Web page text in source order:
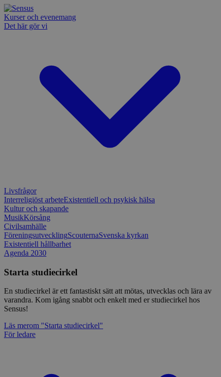
Kurser och evenemang
Det här gör vi
Livsfrågor
Interreligiöst arbeteExistentiell och psykisk hälsa
Kultur och skapande
MusikKörsång
Civilsamhälle
FöreningsutvecklingScouternaSvenska kyrkan
Existentiell hållbarhet
Agenda 2030
Starta studiecirkel
En studiecirkel är ett fantastiskt sätt att mötas, utvecklas och lära av
varandra. Kom igång snabbt och enkelt med er studiecirkel hos
Sensus!
Läs merom "Starta studiecirkel"
För ledare